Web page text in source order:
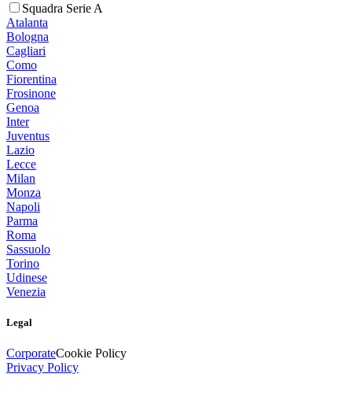
Squadra Serie A
Atalanta
Bologna
Cagliari
Como
Fiorentina
Frosinone
Genoa
Inter
Juventus
Lazio
Lecce
Milan
Monza
Napoli
Parma
Roma
Sassuolo
Torino
Udinese
Venezia
Legal
CorporateCookie Policy
Privacy Policy